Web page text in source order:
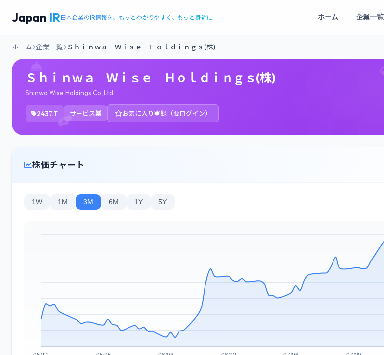
Japan IR日本企業のIR情報を、もっとわかりやすく、もっと身近に ホーム 企業一覧
ホーム 企業一覧 Ｓｈｉｎｗａ Ｗｉｓｅ Ｈｏｌｄｉｎｇｓ(株)
Ｓｈｉｎｗａ Ｗｉｓｅ Ｈｏｌｄｉｎｇｓ(株)
Shinwa Wise Holdings Co.,Ltd.
2437.T サービス業 お気に入り登録（要ログイン）
株価チャート
1W 1M 3M 6M 1Y 5Y